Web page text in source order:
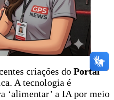
criações do Portal
A tecnologia é
‘alimentar’ a IA por meio